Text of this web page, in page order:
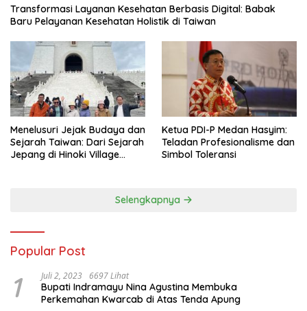
Transformasi Layanan Kesehatan Berbasis Digital: Babak
Baru Pelayanan Kesehatan Holistik di Taiwan
Menelusuri Jejak Budaya dan
Sejarah Taiwan: Dari Sejarah
Jepang di Hinoki Village
Ketua PDI-P Medan Hasyim:
Teladan Profesionalisme dan
Simbol Toleransi
Selengkapnya
Popular Post
1 Juli 2, 2023 6697 Lihat
Bupati Indramayu Nina Agustina Membuka
Perkemahan Kwarcab di Atas Tenda Apung